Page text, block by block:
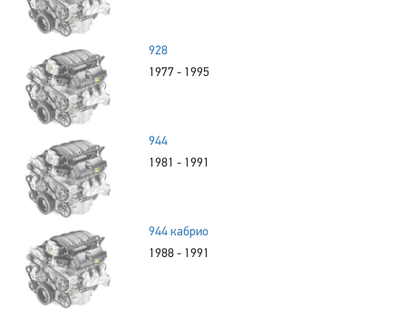
928
1977 - 1995
944
1981 - 1991
944 кабрио
1988 - 1991